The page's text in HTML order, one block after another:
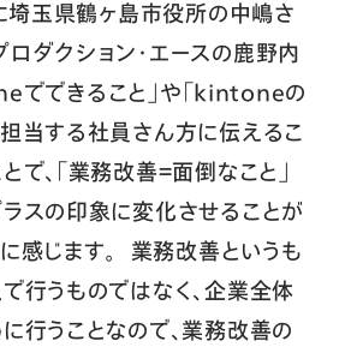
埼玉県鶴ヶ島市役所の中嶋さ
ダクション・エースの鹿野内
でできること」や「kintoneの
当する社員さん方に伝えるこ
で、「業務改善＝面倒なこと」
スの印象に変化させることが
感じます。 業務改善というも
行うものではなく、企業全体
行うことなので、業務改善の